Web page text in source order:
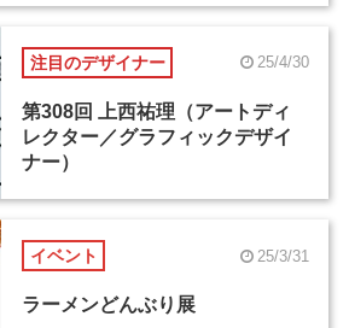
注目のデザイナー 25/4/30
第308回 上西祐理（アートディ
レクター／グラフィックデザイ
ナー）
イベント 25/3/31
ラーメンどんぶり展